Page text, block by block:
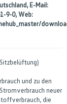
E-Mail:
9-0, Web:
und zu den
neuer
die